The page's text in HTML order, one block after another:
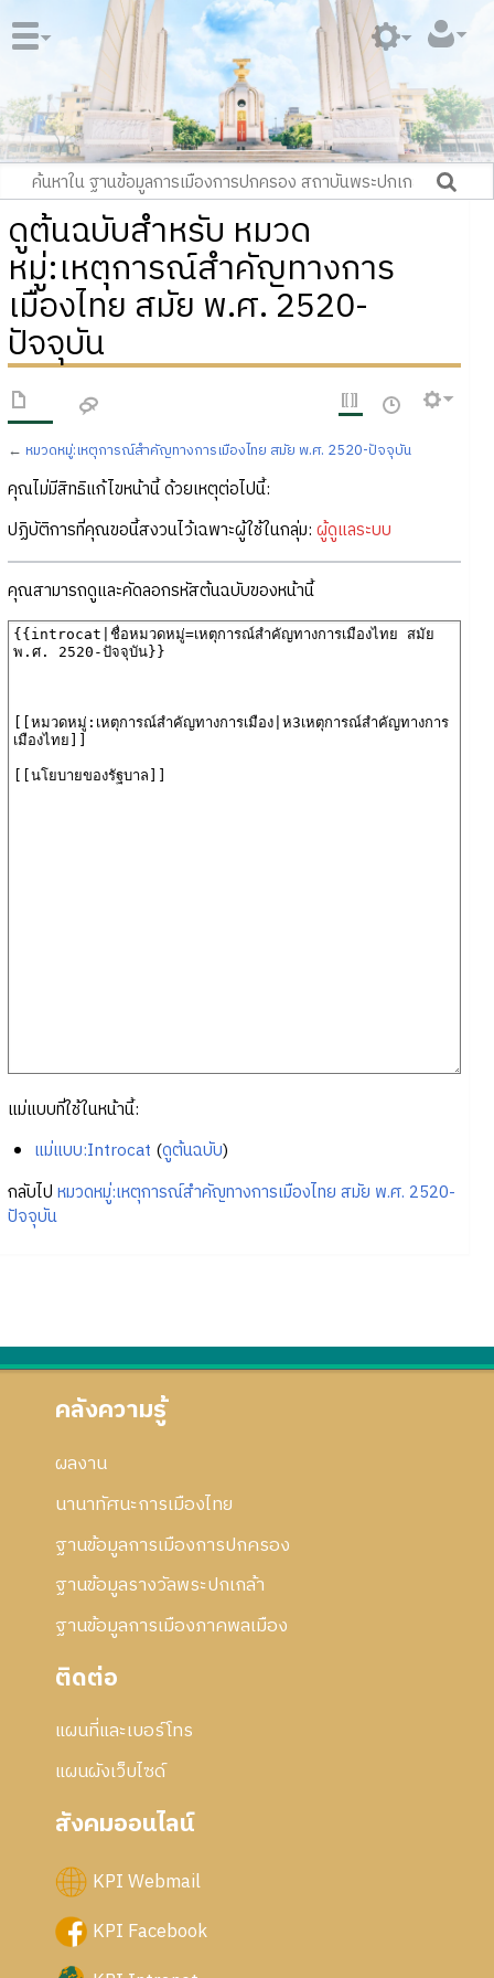
ดูต้นฉบับสำหรับ หมวด
หมู่:เหตุการณ์สำคัญทางการ
เมืองไทย สมัย พ.ศ. 2520-
ปัจจุบัน
← หมวดหมู่:เหตุการณ์สำคัญทางการเมืองไทย สมัย พ.ศ. 2520-ปัจจุบัน
คุณไม่มีสิทธิแก้ไขหน้านี้ ด้วยเหตุต่อไปนี้:
ปฏิบัติการที่คุณขอนี้สงวนไว้เฉพาะผู้ใช้ในกลุ่ม: ผู้ดูแลระบบ
คุณสามารถดูและคัดลอกรหัสต้นฉบับของหน้านี้
แม่แบบที่ใช้ในหน้านี้:
แม่แบบ:Introcat (ดูต้นฉบับ)
กลับไป หมวดหมู่:เหตุการณ์สำคัญทางการเมืองไทย สมัย พ.ศ. 2520-
ปัจจุบัน
คลังความรู้
ผลงาน
นานาทัศนะการเมืองไทย
ฐานข้อมูลการเมืองการปกครอง
ฐานข้อมูลรางวัลพระปกเกล้า
ฐานข้อมูลการเมืองภาคพลเมือง
ติดต่อ
แผนที่และเบอร์โทร
แผนผังเว็บไซด์
สังคมออนไลน์
KPI Webmail
KPI Facebook